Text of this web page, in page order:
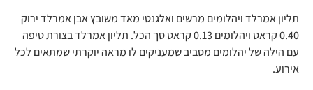
תליון אמרלד ויהלומים מרשים ואלגנטי מאד משובץ אבן אמרלד ירוק
0.40 קראט ויהלומים 0.13 קראט סך הכל. תליון אמרלד בצורת טיפה
עם הילה של יהלומים מסביב שמעניקים לו מראה יוקרתי שמתאים לכל
אירוע.